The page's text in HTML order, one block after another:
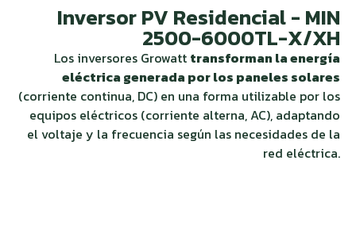
Inversor PV Residencial - MIN
2500-6000TL-X/XH
Los inversores Growatt transforman la energía
eléctrica generada por los paneles solares
(corriente continua, DC) en una forma utilizable por los
equipos eléctricos (corriente alterna, AC), adaptando
el voltaje y la frecuencia según las necesidades de la
red eléctrica.